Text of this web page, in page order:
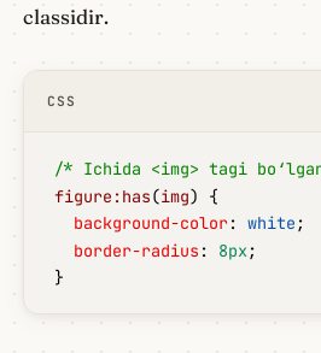
classidir.
CSS
/* Ichida <img> tagi
figure:has(img) {
  background-color
: white ;
  border-radius
: 8px ;
}